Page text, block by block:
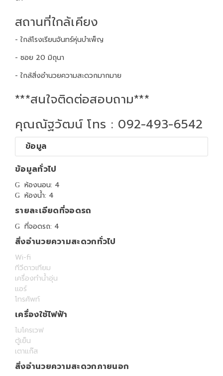
สถานที่ใกล้เคียง
- ใกล้โรงเรียนจันทร์หุ่นบำเพ็ญ
- ซอย 20 มิถุนา
- ใกล้สิ่งอำนวยความสะดวกมากมาย
***สนใจติดต่อสอบถาม***
คุณณัฐวัฒน์ โทร : 092-493-6542
ข้อมูล
ข้อมูลทั่วไป
ห้องนอน: 4
ห้องน้ำ: 4
รายละเอียดที่จอดรถ
ที่จอดรถ: 4
สิ่งอำนวยความสะดวกทั่วไป
Wi-fi
ทีวีดาวเทียม
เครื่องทำน้ำอุ่น
แอร์
โทรศัพท์
เครื่องใช้ไฟฟ้า
ไมโครเวฟ
ตู้เย็น
เตาแก๊ส
สิ่งอำนวยความสะดวกภายนอก